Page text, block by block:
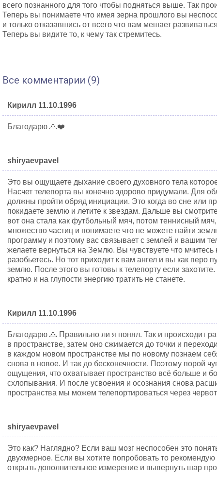
всего познанного для того чтобы подняться выше. Так
Теперь вы понимаете что имея зерна прошлого вы
и только отказавшись от всего что вам мешает
Теперь вы видите то, к чему так стремитесь.
Все комментарии (9)
Кирилл 11.10.1996
Благодарю 🙏❤️
shiryaevpavel
Это вы ощущаете дыхание своего духовного тела
Насчет телепорта вы конечно здорово придумали. Для
должны пройти обряд инициации. Это когда во сне или
покидаете землю и летите к звездам. Дальше вы
вот она стала как футбольный мяч, потом теннисный
множество частиц и понимаете что не можете найти
программу и поэтому вас связывает с землей и вашим
желаете вернуться на Землю. Вы чувствуете что мчитесь
разобьетесь. Но тот приходит к вам ангел и вы как перо
землю. После этого вы готовы к телепорту если
кратно и на глупости энергию тратить не станете.
Кирилл 11.10.1996
Благодарю 🙏 Правильно ли я понял. Так и происходит
в пространстве, затем оно сжимается до точки и
в каждом новом пространстве мы по новому познаем
снова в новое. И так до бесконечности. Поэтому порой
ощущения, что охватывает пространство всё больше и
схлопывания. И после усвоения и осознания снова
пространства мы можем телепортироваться через
shiryaevpavel
Это как? Наглядно? Если ваш мозг неспособен это
двухмерное. Если вы хотите попробовать то
открыть дополнительное измерение и вывернуть шар